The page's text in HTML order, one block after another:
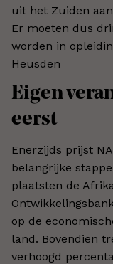
uit het Zuiden
Er moeten dus
worden in
Heusden
Eigen
eerst
Enerzijds prijst
belangrijke
plaatsten de
op de
land. Bovendien
verhoogd